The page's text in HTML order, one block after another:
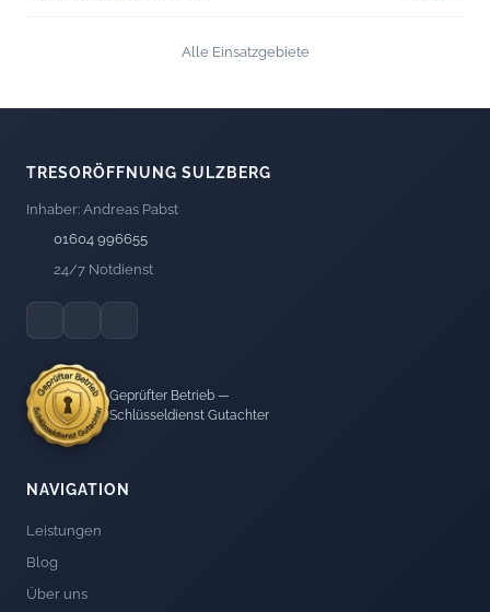
Alle Einsatzgebiete
TRESORÖFFNUNG SULZBERG
Inhaber: Andreas Pabst
01604 996655
24/7 Notdienst
Geprüfter Betrieb —
Schlüsseldienst Gutachter
NAVIGATION
Leistungen
Blog
Über uns